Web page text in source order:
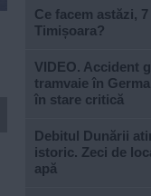
Ce facem astăzi,
Timișoara?
VIDEO. Accident
tramvaie în
în stare critică
Debitul Dunării
istoric. Zeci de
apă